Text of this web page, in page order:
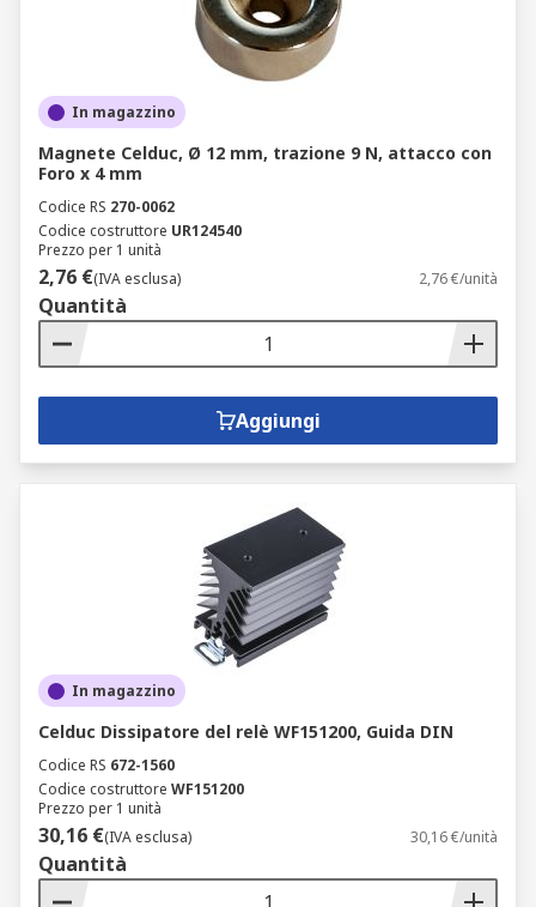
In magazzino
Magnete Celduc, Ø 12 mm, trazione 9 N, attacco con
Foro x 4 mm
Codice RS 270-0062
Codice costruttore UR124540
Prezzo per 1 unità
2,76 €(IVA esclusa) 2,76 €/unità
Quantità
Aggiungi
In magazzino
Celduc Dissipatore del relè WF151200, Guida DIN
Codice RS 672-1560
Codice costruttore WF151200
Prezzo per 1 unità
30,16 €(IVA esclusa) 30,16 €/unità
Quantità